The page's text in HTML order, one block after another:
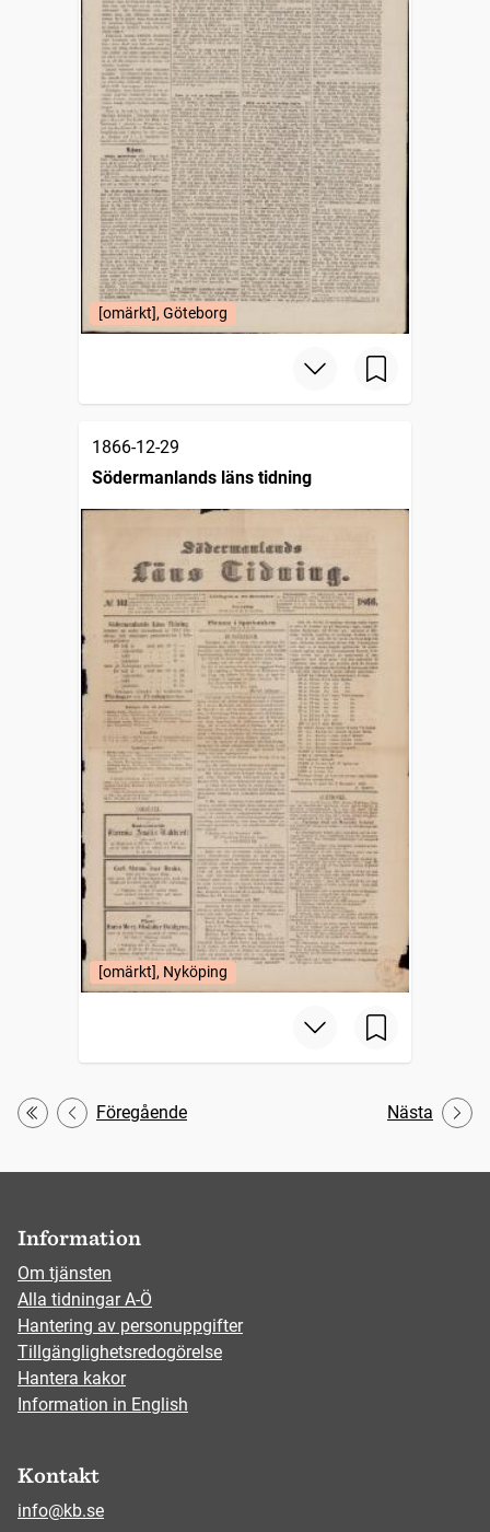
[omärkt], Göteborg
1866-12-29
Södermanlands läns tidning
[omärkt], Nyköping
Första
Föregående Nästa
Information
Om tjänsten
Alla tidningar A-Ö
Hantering av personuppgifter
Tillgänglighetsredogörelse
Hantera kakor
Information in English
Kontakt
info@kb.se